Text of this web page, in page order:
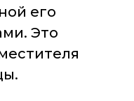
его
Это